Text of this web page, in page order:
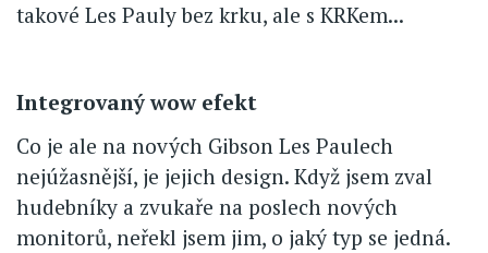
takové Les Pauly bez krku, ale s KRKem...
Integrovaný wow efekt
Co je ale na nových Gibson Les Paulech
nejúžasnější, je jejich design. Když jsem zval
hudebníky a zvukaře na poslech nových
monitorů, neřekl jsem jim, o jaký typ se jedná.